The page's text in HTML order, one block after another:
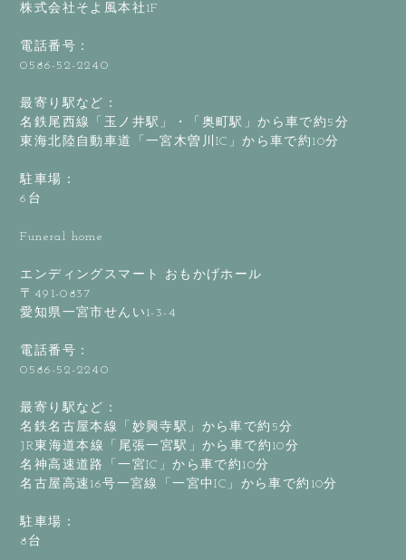
株式会社そよ風本社1F
電話番号：
0586-52-2240
最寄り駅など：
名鉄尾西線「玉ノ井駅」・「奥町駅」から車で約5分
東海北陸自動車道「一宮木曽川IC」から車で約10分
駐車場：
6台
Funeral home
エンディングスマート おもかげホール
〒491-0837
愛知県一宮市せんい1-3-4
電話番号：
0586-52-2240
最寄り駅など：
名鉄名古屋本線「妙興寺駅」から車で約5分
JR東海道本線「尾張一宮駅」から車で約10分
名神高速道路「一宮IC」から車で約10分
名古屋高速16号一宮線「一宮中IC」から車で約10分
駐車場：
8台